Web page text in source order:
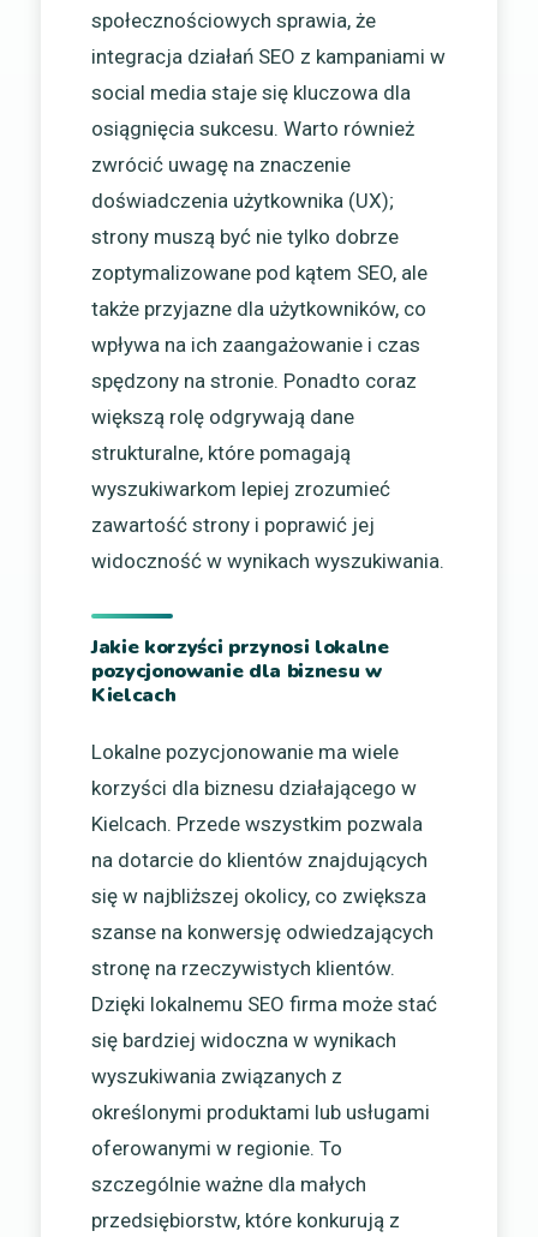
społecznościowych sprawia, że
integracja działań SEO z kampaniami w
social media staje się kluczowa dla
osiągnięcia sukcesu. Warto również
zwrócić uwagę na znaczenie
doświadczenia użytkownika (UX);
strony muszą być nie tylko dobrze
zoptymalizowane pod kątem SEO, ale
także przyjazne dla użytkowników, co
wpływa na ich zaangażowanie i czas
spędzony na stronie. Ponadto coraz
większą rolę odgrywają dane
strukturalne, które pomagają
wyszukiwarkom lepiej zrozumieć
zawartość strony i poprawić jej
widoczność w wynikach wyszukiwania.
Jakie korzyści przynosi lokalne
pozycjonowanie dla biznesu w
Kielcach
Lokalne pozycjonowanie ma wiele
korzyści dla biznesu działającego w
Kielcach. Przede wszystkim pozwala
na dotarcie do klientów znajdujących
się w najbliższej okolicy, co zwiększa
szanse na konwersję odwiedzających
stronę na rzeczywistych klientów.
Dzięki lokalnemu SEO firma może stać
się bardziej widoczna w wynikach
wyszukiwania związanych z
określonymi produktami lub usługami
oferowanymi w regionie. To
szczególnie ważne dla małych
przedsiębiorstw, które konkurują z